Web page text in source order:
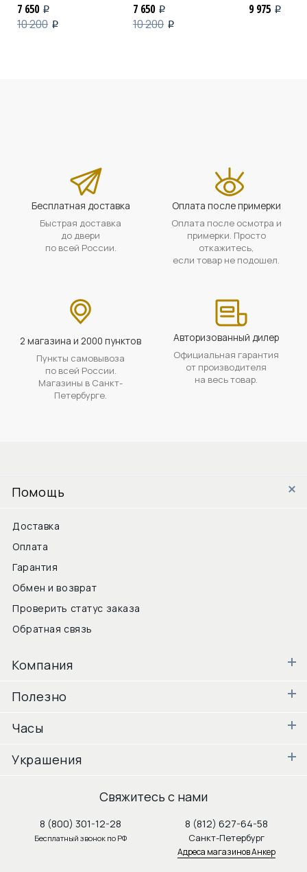
7 650 i
10 200 i
7 650 i
10 200 i
9 975 i
Бесплатная доставка
Быстрая доставка
до двери
по всей России.
Оплата после примерки
Оплата после осмотра и
примерки. Просто
откажитесь,
если товар не подошел.
2 магазина и 2000 пунктов
Пункты самовывоза
по всей России.
Магазины в Санкт-
Петербурге.
Авторизованный дилер
Официальная гарантия
от производителя
на весь товар.
Помощь
Доставка
Оплата
Гарантия
Обмен и возврат
Проверить статус заказа
Обратная связь
Компания
Полезно
Часы
Украшения
Свяжитесь с нами
8 (800) 301-12-28
Бесплатный звонок по РФ
8 (812) 627-64-58
Санкт-Петербург
Адреса магазинов Анкер